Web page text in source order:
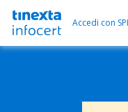
Accedi con